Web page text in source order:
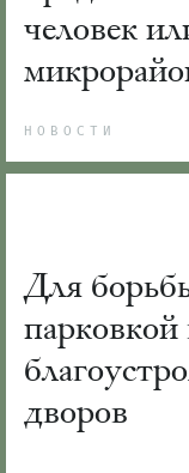
человек
НОВОСТИ
Для
парковкой
дворов